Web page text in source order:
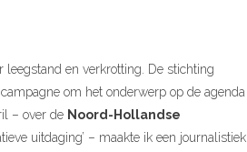
leegstand en verkrotting. De stichting
om het onderwerp op de agenda
– over de Noord-Hollandse
uitdaging’ – maakte ik een journalistiek